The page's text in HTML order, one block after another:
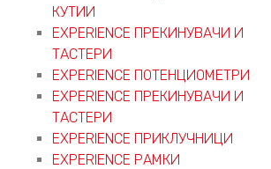
КУТИИ
EXPERIENCE ПРЕКИНУВАЧИ И
ТАСТЕРИ
EXPERIENCE ПОТЕНЦИОМЕТРИ
EXPERIENCE ПРЕКИНУВАЧИ И
ТАСТЕРИ
EXPERIENCE ПРИКЛУЧНИЦИ
EXPERIENCE РАМКИ